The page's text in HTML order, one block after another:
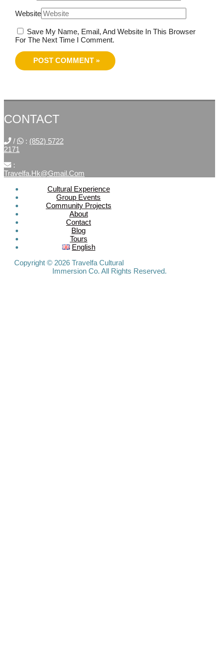
Website
Save My Name, Email, And Website In This Browser
For The Next Time I Comment.
CONTACT
/ : (852) 5722
2171
:
Travelfa.hk@gmail.com
Cultural Experience
Group Events
Community Projects
About
Contact
Blog
Tours
English
Copyright © 2026 Travelfa Cultural
Immersion Co. All Rights Reserved.